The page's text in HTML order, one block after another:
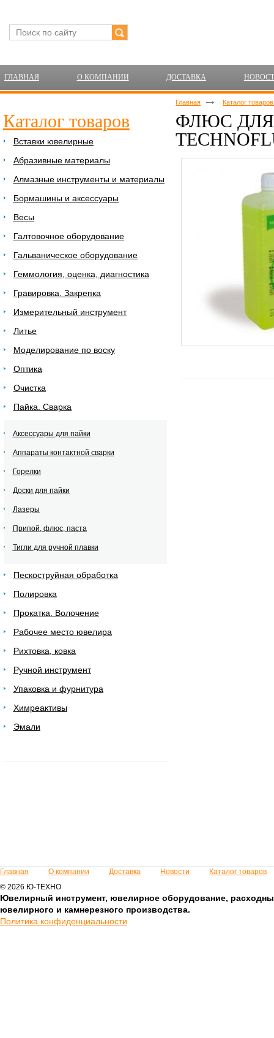
ГЛАВНАЯ О КОМПАНИИ ДОСТАВКА
Каталог товаров
Вставки ювелирные
Абразивные материалы
Алмазные инструменты и материалы
Бормашины и аксессуары
Весы
Галтовочное оборудование
Гальваническое оборудование
Геммология, оценка, диагностика
Гравировка. Закрепка
Измерительный инструмент
Литье
Моделирование по воску
Оптика
Очистка
Пайка. Сварка
Аксессуары для пайки
Аппараты контактной сварки
Горелки
Доски для пайки
Лазеры
Припой, флюс, паста
Тигли для ручной плавки
Пескоструйная обработка
Полировка
Прокатка. Волочение
Рабочее место ювелира
Рихтовка, ковка
Ручной инструмент
Упаковка и фурнитура
Химреактивы
Эмали
Главная Каталог
ФЛЮС
Главная О компании Доставка Новости
Каталог товаров
© 2026 Ю-ТЕХНО
Ювелирный инструмент, ювелирное оборудование,
ювелирного и камнерезного производства.
Политика конфиденциальности